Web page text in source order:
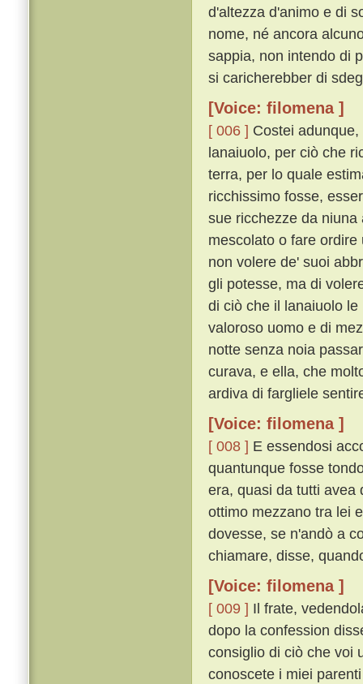
d'altezza d'animo e di
nome, né ancora
sappia, non intendo di
si caricherebber di
[Voice: filomena ]
[ 006 ] Costei
lanaiuolo, per ciò che
terra, per lo quale
ricchissimo fosse,
sue ricchezze da
mescolato o fare
non volere de' suoi
gli potesse, ma di
di ciò che il lanaiuolo
valoroso uomo e di
notte senza noia
curava, e ella, che
ardiva di fargliele
[Voice: filomena ]
[ 008 ] E essendosi
quantunque fosse
era, quasi da tutti avea
ottimo mezzano tra lei
dovesse, se n'andò a
chiamare, disse,
[Voice: filomena ]
[ 009 ] Il frate,
dopo la confession
consiglio di ciò che voi
conoscete i miei